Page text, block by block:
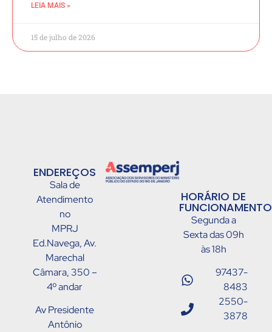
LEIA MAIS »
15 de julho de 2026
ENDEREÇOS
Sala de
Atendimento
no
MPRJ
Ed.Navega, Av.
Marechal
Câmara, 350 –
4º andar
Av Presidente
Antônio
HORÁRIO DE
Segunda a
Sexta das 09h
às 18h
97437-
8483
2550-
3878